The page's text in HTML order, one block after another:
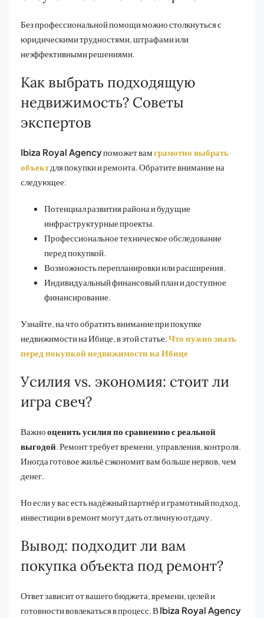
Без профессиональной помощи можно столкнуться с
юридическими трудностями, штрафами или
неэффективными решениями.
Как выбрать подходящую
недвижимость? Советы
экспертов
Ibiza Royal Agencyпоможет вамграмотно выбрать
объектдля покупки и ремонта. Обратите внимание на
следующее:
Потенциал развития района и будущие
инфраструктурные проекты.
Профессиональное техническое обследование
перед покупкой.
Возможность перепланировки или расширения.
Индивидуальный финансовый план и доступное
финансирование.
Узнайте, на что обратить внимание при покупке
недвижимости на Ибице, в этой статье:Что нужно знать
перед покупкой недвижимости на Ибице
Усилия vs. экономия: стоит ли
игра свеч?
Важнооценить усилия по сравнению с реальной
выгодой . Ремонт требует времени, управления, контроля.
Иногда готовое жильё сэкономит вам больше нервов, чем
денег.
Но если у вас есть надёжный партнёр и грамотный подход,
инвестиции в ремонт могут дать отличную отдачу.
Вывод: подходит ли вам
покупка объекта под ремонт?
Ответ зависит от вашего бюджета, времени, целей и
готовности вовлекаться в процесс. ВIbiza Royal Agency